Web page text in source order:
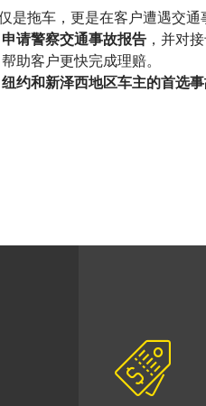
是拖车，更是在客户遭遇交通
申请警察交通事故报告 ，并对
帮助客户更快完成理赔。
纽约和新泽西地区车主的首选